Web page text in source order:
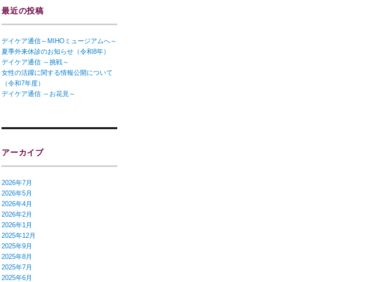
最近の投稿
デイケア通信～MIHOミュージアムへ～
夏季外来休診のお知らせ（令和8年）
デイケア通信 ～挑戦～
女性の活躍に関する情報公開について
（令和7年度）
デイケア通信 ～お花見～
アーカイブ
2026年7月
2026年5月
2026年4月
2026年2月
2026年1月
2025年12月
2025年9月
2025年8月
2025年7月
2025年6月